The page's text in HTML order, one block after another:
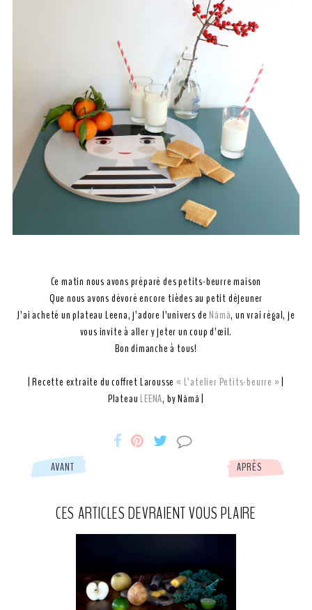
Ce matin nous avons préparé des petits-beurre maison
Que nous avons dévoré encore tièdes au petit déjeuner
J’ai acheté un plateau Leena, j’adore l’univers de Nämä, un vrai régal, je
vous invite à aller y jeter un coup d’œil.
Bon dimanche à tous!
| Recette extraite du coffret Larousse « L’atelier Petits-beurre »|
Plateau LEENA, by Nämä |
Miss-
partage
Miss-
partage
Miss-
partage
AVANT APRÈS
CES ARTICLES DEVRAIENT VOUS PLAIRE